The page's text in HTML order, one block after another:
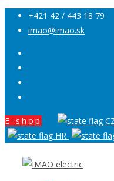
+421 42 / 443 18 79
imao@imao.sk
E-shop